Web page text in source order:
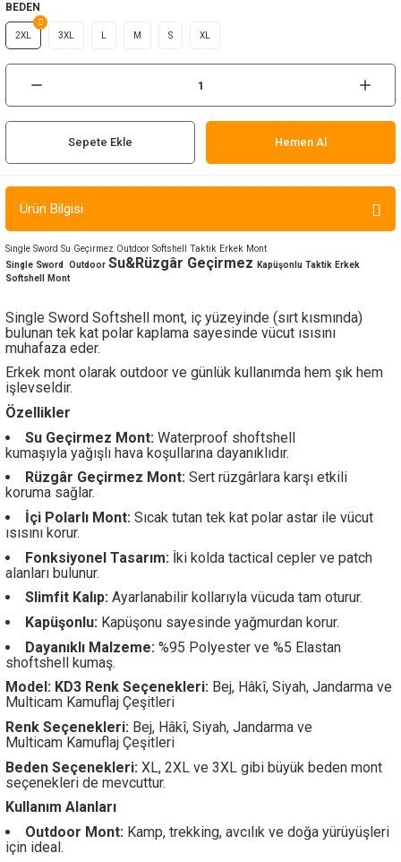
ve Çorap
BEDEN
2XL 3XL M S XL
Sepete Ekle Hemen Al
Ürün Bilgisi
Single Sword Su Geçirmez Outdoor Softshell Taktik Erkek Mont
Single Sword
Outdoor Su&Rüzgâr Geçirmez
Kapüşonlu Taktik Erkek
Softshell Mont
Single Sword Softshell mont, iç yüzeyinde (sırt kısmında)
bulunan tek kat polar kaplama sayesinde vücut ısısını
muhafaza eder.
Erkek mont olarak outdoor ve günlük kullanımda hem şık hem
işlevseldir.
Özellikler
Su Geçirmez Mont: Waterproof shoftshell
kumaşıyla yağışlı hava koşullarına dayanıklıdır.
Rüzgâr Geçirmez Mont: Sert rüzgârlara karşı etkili
koruma sağlar.
İçi Polarlı Mont: Sıcak tutan tek kat polar astar ile vücut
ısısını korur.
Fonksiyonel Tasarım: İki kolda tactical cepler ve patch
alanları bulunur.
Slimfit Kalıp: Ayarlanabilir kollarıyla vücuda tam oturur.
Kapüşonlu: Kapüşonu sayesinde yağmurdan korur.
Dayanıklı Malzeme: %95 Polyester ve %5 Elastan
shoftshell kumaş.
Model: KD3 Renk Seçenekleri: Bej, Hâkî, Siyah, Jandarma ve
Multicam Kamuflaj Çeşitleri
Renk Seçenekleri: Bej, Hâkî, Siyah, Jandarma ve
Multicam Kamuflaj Çeşitleri
Beden Seçenekleri: XL, 2XL ve 3XL gibi büyük beden mont
seçenekleri de mevcuttur.
Kullanım Alanları
Outdoor Mont: Kamp, trekking, avcılık ve doğa yürüyüşleri
için ideal.